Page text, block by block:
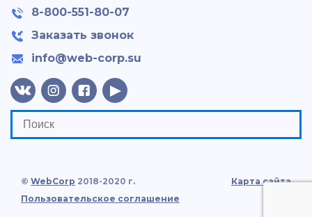
8-800-551-80-07
Заказать звонок
info@web-corp.su
© WebCorp 2018-2020 г.
Карта сайта
Пользовательское соглашение